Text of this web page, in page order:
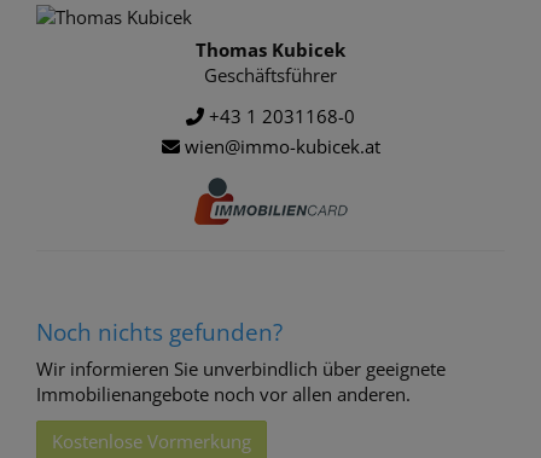
Thomas Kubicek
Geschäftsführer
+43 1 2031168-0
wien@immo-kubicek.at
Noch nichts gefunden?
Wir informieren Sie unverbindlich über geeignete
Immobilienangebote noch vor allen anderen.
Kostenlose Vormerkung